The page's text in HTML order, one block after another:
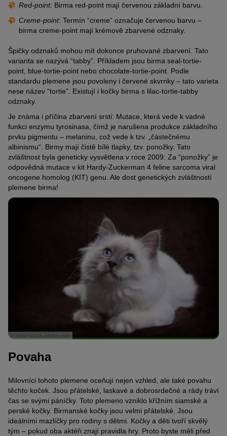
Red-point: Birma red-point mají červenou základní barvu.
Creme-point: Termín “creme” označuje červenou barvu –
birma creme-point mají krémově zbarvené odznaky.
Špičky odznaků mohou mít dokonce pruhované zbarvení. Tato
varianta se nazývá “tabby”. Příkladem jsou birma seal-tortie-
point, blue-tortie-point nebo chocolate-tortie-point. Podle
standardu plemene jsou povoleny i červené skvrnky – tato varieta
nese název “tortie”. Existují i kočky birma s lilac-tortie-tabby
odznaky.
Je známa i příčina zbarvení srsti: Mutace, která vede k vadné
funkci enzymu tyrosinasa, čímž je narušena produkce základního
prvku pigmentu – melaninu, což vede k tzv. „částečnému
albinismu“. Birmy mají čistě bílé tlapky, tzv. ponožky. Tato
zvláštnost byla geneticky vysvětlena v roce 2009: Za “ponožky” je
odpovědná mutace v kit Hardy-Zuckerman 4 feline sarcoma viral
oncogene homolog (KIT) genu. Ale dost genetických zvláštností
plemene birma!
© Vely / stock.adobe.com
Povaha
Milovníci tohoto plemene oceňují nejen vzhled, ale také povahu
těchto koček. Jsou přátelské, laskavé a dobrosrdečné a rády tráví
čas se svými páníčky. Toto plemeno vzniklo křížním siamské a
perské kočky. Birmanské kočky jsou velmi přátelské. Jsou
ideálními mazlíčky pro rodiny s dětmi. Kočky a děti tvoří skvělý
tým – pokud oba aktéři znají pravidla hry. Proto byste měli před